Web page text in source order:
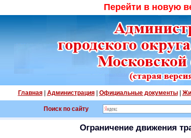
Перейти в новую
Главная| Администрация| Официальные документы|
Поиск по сайту
Ограничение движения